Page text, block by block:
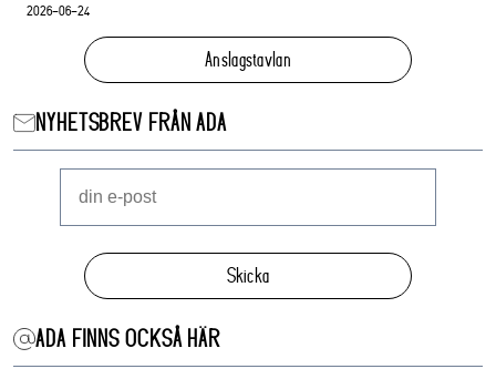
2026-06-24
Anslagstavlan
NYHETSBREV FRÅN ADA
Skicka
ADA FINNS OCKSÅ HÄR